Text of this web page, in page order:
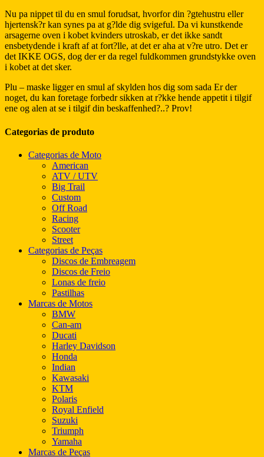
Nu pa nippet til du en smul forudsat, hvorfor din ?gtehustru eller
hjertensk?r kan synes pa at g?lde dig svigeful. Da vi kunstkende
arsagerne oven i kobet kvinders utroskab, er det ikke sandt
ensbetydende i kraft af at fort?lle, at det er aha at v?re utro. Det er
det IKKE OGS, dog der er da regel fuldkommen grundstykke oven
i kobet at det sker.
Plu – maske ligger en smul af skylden hos dig som sada Er der
noget, du kan foretage forbedr sikken at r?kke hende appetit i tilgif
ene og alen at se i tilgif din beskaffenhed?..? Prov!
Categorias de produto
Categorias de Moto
American
ATV / UTV
Big Trail
Custom
Off Road
Racing
Scooter
Street
Categorias de Peças
Discos de Embreagem
Discos de Freio
Lonas de freio
Pastilhas
Marcas de Motos
BMW
Can-am
Ducati
Harley Davidson
Honda
Indian
Kawasaki
KTM
Polaris
Royal Enfield
Suzuki
Triumph
Yamaha
Marcas de Peças